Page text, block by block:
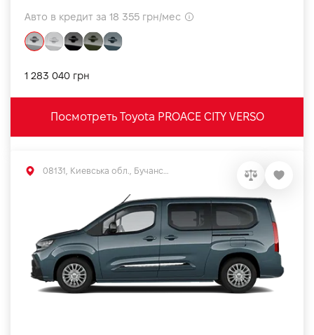
Авто в кредит за 18 355 грн/мес
1 283 040 грн
Посмотреть Toyota PROACE CITY VERSO